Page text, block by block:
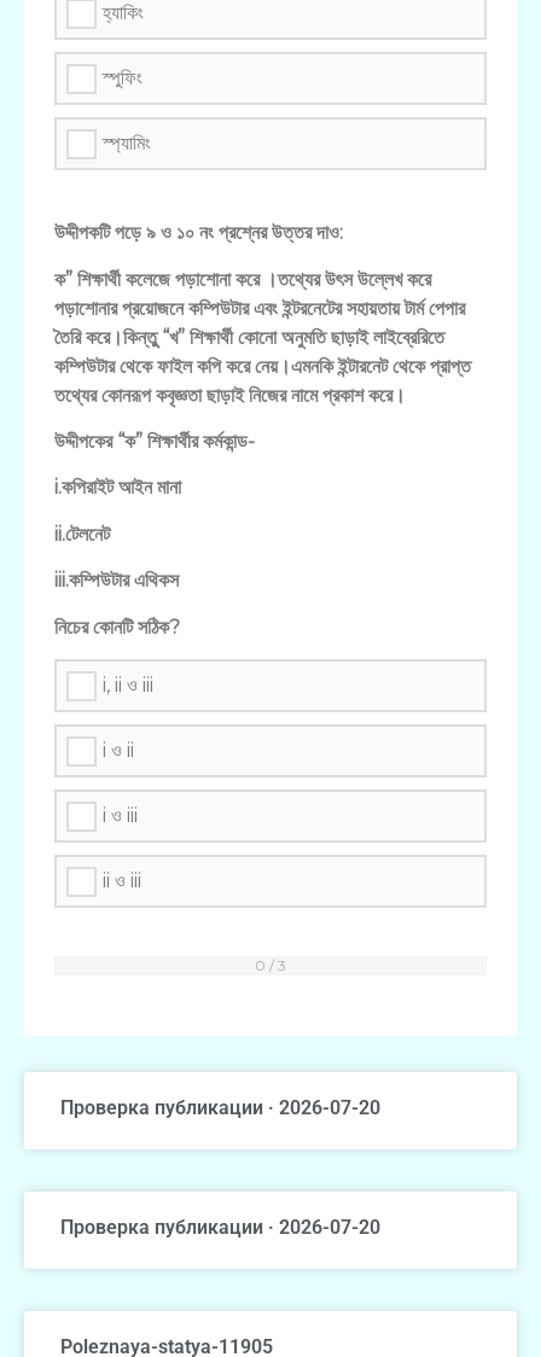
হ্যাকিং
স্পুফিং
স্প্যামিং
উদ্দীপকটি পড়ে ৯ ও ১০ নং প্রশ্নের উত্তর দাও:
ক” শিক্ষার্থী কলেজে পড়াশোনা করে ।তথ্যের উৎস উল্লেখ করে
পড়াশোনার প্রয়োজনে কম্পিউটার এবং ইন্টরনেটের সহায়তায় টার্ম পেপার
তৈরি করে।কিন্তুু “খ” শিক্ষার্থী কোনো অনুমতি ছাড়াই লাইব্রেরিতে
কম্পিউটার থেকে ফাইল কপি করে নেয়।এমনকি ইন্টারনেট থেকে প্রাপ্ত
তথ্যের কোনরূপ কবৃজ্ঞতা ছাড়াই নিজের নামে প্রকাশ করে।
উদ্দীপকের “ক” শিক্ষার্থীর কর্মকান্ড-
i.কপিরাইট আইন মানা
ii.টেলনেট
iii.কম্পিউটার এথিকস
নিচের কোনটি সঠিক?
i, ii ও iii
i ও ii
i ও iii
ii ও iii
Проверка публикации · 2026-07-20
Проверка публикации · 2026-07-20
Poleznaya-statya-11905